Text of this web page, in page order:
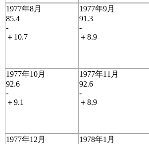
1977年8月
85.4
-
＋10.7
1977年9月
91.3
-
＋8.9
1977年10月
92.6
-
＋9.1
1977年11月
92.6
-
＋8.9
1977年12月
1978年1月